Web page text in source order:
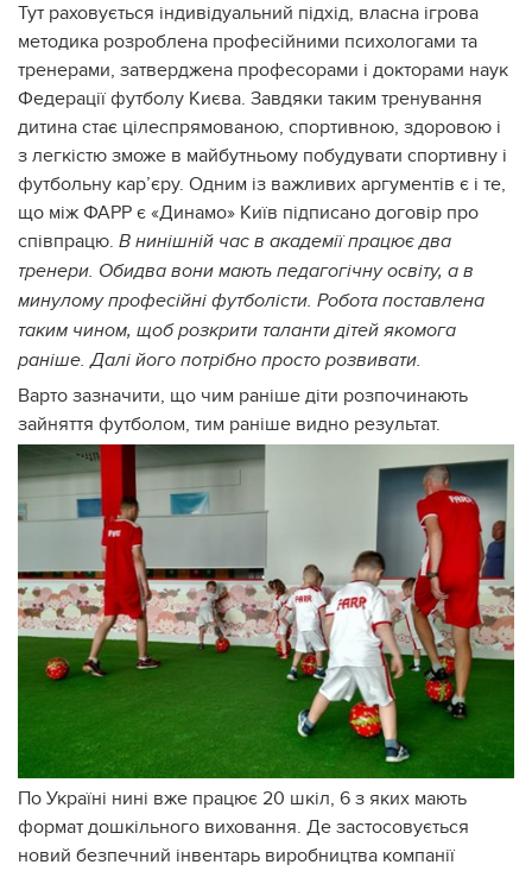
Тут раховується індивідуальний підхід, власна ігрова
методика розроблена професійними психологами та
тренерами, затверджена професорами і докторами наук
Федерації футболу Києва. Завдяки таким тренування
дитина стає цілеспрямованою, спортивною, здоровою і
з легкістю зможе в майбутньому побудувати спортивну і
футбольну кар’єру. Одним із важливих аргументів є і те,
що між ФАРР є «Динамо» Київ підписано договір про
співпрацю. В нинішній час в академії працює два
тренери. Обидва вони мають педагогічну освіту, а в
минулому професійні футболісти. Робота поставлена
таким чином, щоб розкрити таланти дітей якомога
раніше. Далі його потрібно просто розвивати.
Варто зазначити, що чим раніше діти розпочинають
зайняття футболом, тим раніше видно результат.
По Україні нині вже працює 20 шкіл, 6 з яких мають
формат дошкільного виховання. Де застосовується
новий безпечний інвентарь виробництва компанії